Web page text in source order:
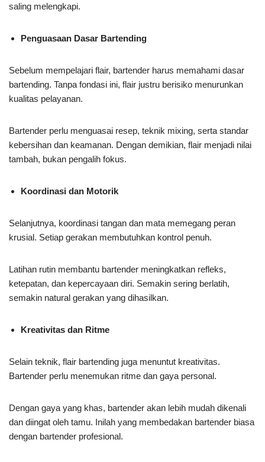
saling melengkapi.
Penguasaan Dasar Bartending
Sebelum mempelajari flair, bartender harus memahami dasar
bartending. Tanpa fondasi ini, flair justru berisiko menurunkan
kualitas pelayanan.
Bartender perlu menguasai resep, teknik mixing, serta standar
kebersihan dan keamanan. Dengan demikian, flair menjadi nilai
tambah, bukan pengalih fokus.
Koordinasi dan Motorik
Selanjutnya, koordinasi tangan dan mata memegang peran
krusial. Setiap gerakan membutuhkan kontrol penuh.
Latihan rutin membantu bartender meningkatkan refleks,
ketepatan, dan kepercayaan diri. Semakin sering berlatih,
semakin natural gerakan yang dihasilkan.
Kreativitas dan Ritme
Selain teknik, flair bartending juga menuntut kreativitas.
Bartender perlu menemukan ritme dan gaya personal.
Dengan gaya yang khas, bartender akan lebih mudah dikenali
dan diingat oleh tamu. Inilah yang membedakan bartender biasa
dengan bartender profesional.